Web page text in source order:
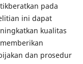
pada
ini dapat
kualitas
dan prosedur